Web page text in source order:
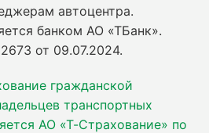
автоцентра.
банком АО «ТБанк».
от 09.07.2024.
гражданской
транспортных
АО «Т-Страхование» по